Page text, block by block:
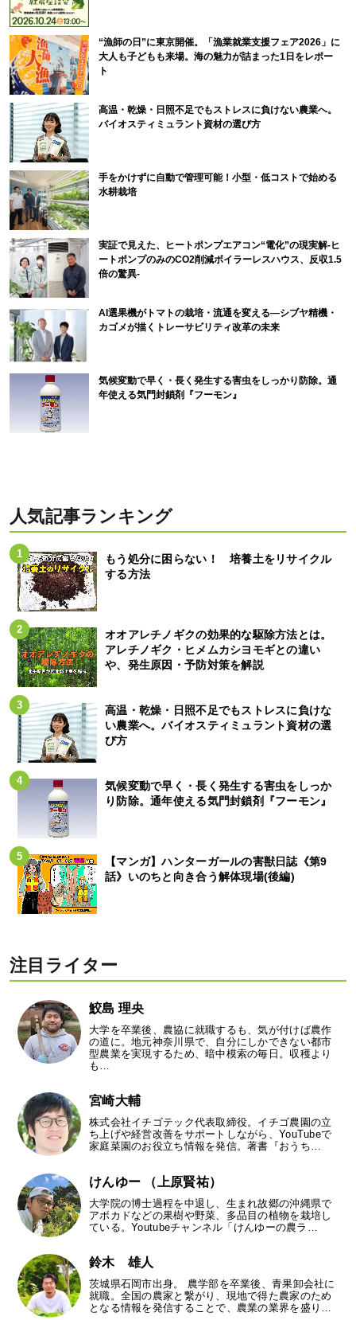
“漁師の日”に東京開催。「漁業就業支援フェア2026」に
大人も子どもも来場。海の魅力が詰まった1日をレポー
ト
高温・乾燥・日照不足でもストレスに負けない農業へ。
バイオスティミュラント資材の選び方
手をかけずに自動で管理可能！小型・低コストで始める
水耕栽培
実証で見えた、ヒートポンプエアコン“電化”の現実解-ヒ
ートポンプのみのCO2削減ボイラーレスハウス、反収1.5
倍の驚異-
AI選果機がトマトの栽培・流通を変える―シブヤ精機・
カゴメが描くトレーサビリティ改革の未来
気候変動で早く・長く発生する害虫をしっかり防除。通
年使える気門封鎖剤『フーモン』
人気記事ランキング
もう処分に困らない！ 培養土をリサイクル
する方法
オオアレチノギクの効果的な駆除方法とは。
アレチノギク・ヒメムカシヨモギとの違い
や、発生原因・予防対策を解説
高温・乾燥・日照不足でもストレスに負けな
い農業へ。バイオスティミュラント資材の選
び方
気候変動で早く・長く発生する害虫をしっか
り防除。通年使える気門封鎖剤『フーモン』
【マンガ】ハンターガールの害獣日誌《第9
話》いのちと向き合う解体現場(後編)
注目ライター
鮫島 理央
大学を卒業後、農協に就職するも、気が付けば農作
の道に。地元神奈川県で、自分にしかできない都市
型農業を実現するため、暗中模索の毎日。収穫より
も…
宮崎大輔
株式会社イチゴテック代表取締役。イチゴ農園の立
ち上げや経営改善をサポートしながら、YouTubeで
家庭菜園のお役立ち情報を発信。著書『おうち…
けんゆー （上原賢祐）
大学院の博士過程を中退し、生まれ故郷の沖縄県で
アボカドなどの果樹や野菜、多品目の植物を栽培し
ている。Youtubeチャンネル「けんゆーの農ラ…
鈴木 雄人
茨城県石岡市出身。 農学部を卒業後、青果卸会社に
就職。全国の農家と繋がり、現地で得た農家のため
となる情報を発信することで、農業の業界を盛り…